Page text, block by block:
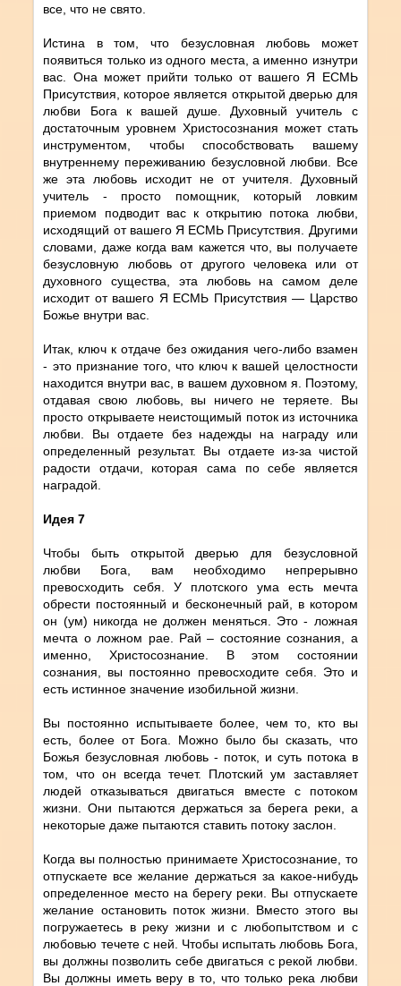
все, что не свято.
Истина в том, что безусловная любовь может
появиться только из одного места, а именно изнутри
вас. Она может прийти только от вашего Я ЕСМЬ
Присутствия, которое является открытой дверью для
любви Бога к вашей душе. Духовный учитель с
достаточным уровнем Христосознания может стать
инструментом, чтобы способствовать вашему
внутреннему переживанию безусловной любви. Все
же эта любовь исходит не от учителя. Духовный
учитель - просто помощник, который ловким
приемом подводит вас к открытию потока любви,
исходящий от вашего Я ЕСМЬ Присутствия. Другими
словами, даже когда вам кажется что, вы получаете
безусловную любовь от другого человека или от
духовного существа, эта любовь на самом деле
исходит от вашего Я ЕСМЬ Присутствия — Царство
Божье внутри вас.
Итак, ключ к отдаче без ожидания чего-либо взамен
- это признание того, что ключ к вашей целостности
находится внутри вас, в вашем духовном я. Поэтому,
отдавая свою любовь, вы ничего не теряете. Вы
просто открываете неистощимый поток из источника
любви. Вы отдаете без надежды на награду или
определенный результат. Вы отдаете из-за чистой
радости отдачи, которая сама по себе является
наградой.
Идея 7
Чтобы быть открытой дверью для безусловной
любви Бога, вам необходимо непрерывно
превосходить себя. У плотского ума есть мечта
обрести постоянный и бесконечный рай, в котором
он (ум) никогда не должен меняться. Это - ложная
мечта о ложном рае. Рай – состояние сознания, а
именно, Христосознание. В этом состоянии
сознания, вы постоянно превосходите себя. Это и
есть истинное значение изобильной жизни.
Вы постоянно испытываете более, чем то, кто вы
есть, более от Бога. Можно было бы сказать, что
Божья безусловная любовь - поток, и суть потока в
том, что он всегда течет. Плотский ум заставляет
людей отказываться двигаться вместе с потоком
жизни. Они пытаются держаться за берега реки, а
некоторые даже пытаются ставить потоку заслон.
Когда вы полностью принимаете Христосознание, то
отпускаете все желание держаться за какое-нибудь
определенное место на берегу реки. Вы отпускаете
желание остановить поток жизни. Вместо этого вы
погружаетесь в реку жизни и с любопытством и с
любовью течете с ней. Чтобы испытать любовь Бога,
вы должны позволить себе двигаться с рекой любви.
Вы должны иметь веру в то, что только река любви